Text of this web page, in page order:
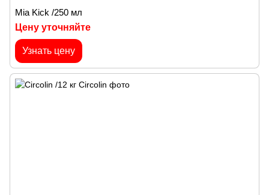
Mia Kick /250 мл
Цену уточняйте
Узнать цену